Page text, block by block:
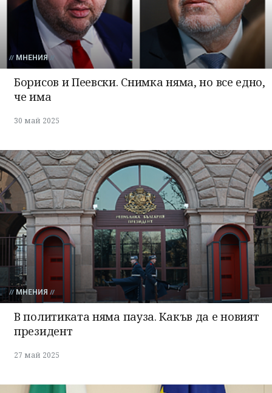
МНЕНИЯ
Борисов и Пеевски. Снимка няма, но все едно,
че има
30 май 2025
МНЕНИЯ
В политиката няма пауза. Какъв да е новият
президент
27 май 2025